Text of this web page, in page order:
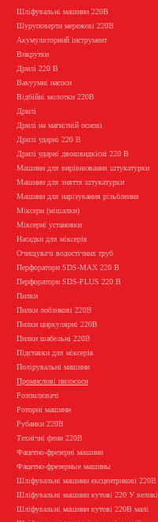
Шліфувальні машини 220В
Шуруповерти мережеві 220В
Акумуляторний інструмент
Викрутки
Дрилі 220 В
Вакуумні насоси
Відбійні молотки 220В
Дрилі
Дрилі на магнітній основі
Дрилі ударні 220 В
Дрилі ударні двошвидкісні 220 В
Машини для вирівнювання штукатурки
Машини для зняття штукатурки
Машини для нарізування різьблення
Міксери (мішалки)
Міксерні установки
Насадки для міксерів
Очищувачі водостічних труб
Перфоратори SDS-MAX 220 В
Перфоратори SDS-PLUS 220 В
Пилки
Пилки лобзикові 220В
Пилки циркулярні 220В
Пилки шабельні 220В
Підставки для міксерів
Полірувальні машини
Промислові пилососи
Розпилювачі
Роторні машини
Рубанки 220В
Технічні фени 220В
Фацетно-фрезерні машини
Фацетно-фрезерные машины
Шліфувальні машини ексцентрикові 220В
Шліфувальні машини кутові 220 У великі
Шліфувальні машини кутові 220В малі